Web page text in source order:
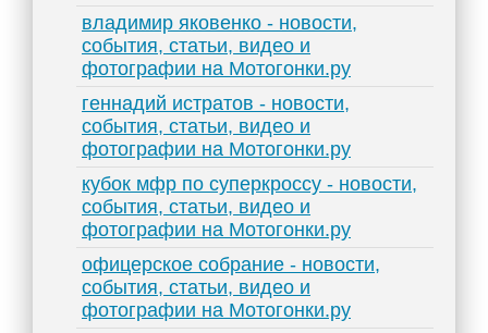
владимир яковенко - новости,
события, статьи, видео и
фотографии на Мотогонки.ру
геннадий истратов - новости,
события, статьи, видео и
фотографии на Мотогонки.ру
кубок мфр по суперкроссу - новости,
события, статьи, видео и
фотографии на Мотогонки.ру
офицерское собрание - новости,
события, статьи, видео и
фотографии на Мотогонки.ру